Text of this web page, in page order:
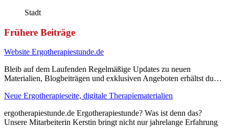
Stadt
Frühere Beiträge
Website Ergotherapiestunde.de
Bleib auf dem Laufenden Regelmäßige Updates zu neuen
Materialien, Blogbeiträgen und exklusiven Angeboten erhältst du…
Neue Ergotherapieseite, digitale Therapiematerialien
ergotherapiestunde.de Ergotherapiestunde? Was ist denn das?
Unsere Mitarbeiterin Kerstin bringt nicht nur jahrelange Erfahrung